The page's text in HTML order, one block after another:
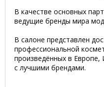
В качестве основных
ведущие бренды мира
В салоне представлен
профессиональной
произведённых в
с лучшими брендами.